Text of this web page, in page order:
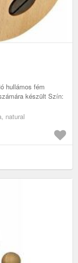
hullámos fém
készült Szín:
natural